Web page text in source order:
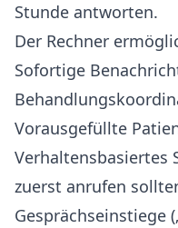
Stunde antworten.
Der Rechner
Sofortige
Vorausgefüllte
Verhaltensbasiertes
zuerst anrufen
Gesprächseinstiege